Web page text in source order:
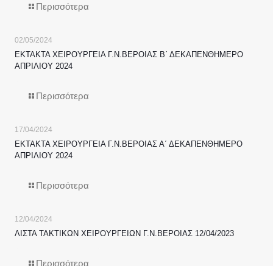
Περισσότερα
02/05/2024
ΕΚΤΑΚΤΑ ΧΕΙΡΟΥΡΓΕΙΑ Γ.Ν.ΒΕΡΟΙΑΣ Β΄ ΔΕΚΑΠΕΝΘΗΜΕΡΟ
ΑΠΡΙΛΙΟΥ 2024
Περισσότερα
17/04/2024
ΕΚΤΑΚΤΑ ΧΕΙΡΟΥΡΓΕΙΑ Γ.Ν.ΒΕΡΟΙΑΣ Α΄ ΔΕΚΑΠΕΝΘΗΜΕΡΟ
ΑΠΡΙΛΙΟΥ 2024
Περισσότερα
12/04/2024
ΛΙΣΤΑ ΤΑΚΤΙΚΩΝ ΧΕΙΡΟΥΡΓΕΙΩΝ Γ.Ν.ΒΕΡΟΙΑΣ 12/04/2023
Περισσότερα